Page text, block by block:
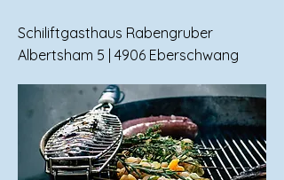
Schiliftgasthaus Rabengruber
Albertsham 5 | 4906 Eberschwang